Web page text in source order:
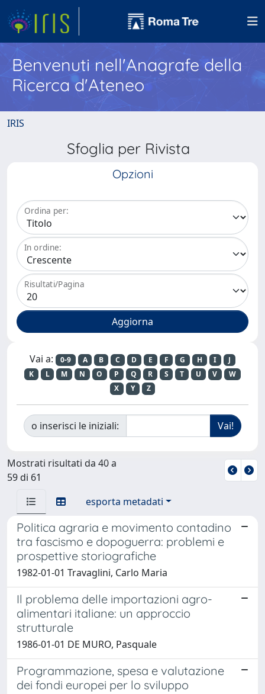
Benvenuti nell'Anagrafe della
Ricerca d'Ateneo
IRIS
Sfoglia per Rivista
Opzioni
Ordina per:
In ordine:
Risultati/Pagina
Vai a: 0-9 A B C D E F G H I
J
K
L M N O P Q R S T U V
W
X
Y Z
o inserisci le iniziali:
Mostrati risultati da 40 a
59 di 61
esporta metadati
Politica agraria e movimento contadino
tra fascismo e dopoguerra: problemi e
prospettive storiografiche
1982-01-01 Travaglini, Carlo Maria
Il problema delle importazioni agro-
alimentari italiane: un approccio
strutturale
1986-01-01 DE MURO, Pasquale
Programmazione, spesa e valutazione
dei fondi europei per lo sviluppo